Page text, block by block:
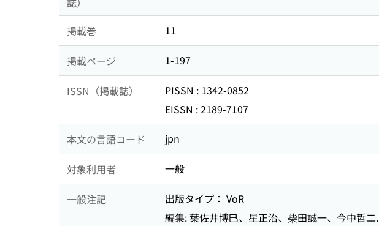
掲載巻 11
掲載ページ 1-197
ISSN（掲載誌）
PISSN : 1342-0852
EISSN : 2189-7107
本文の言語コード jpn
対象利用者 一般
一般注記
出版タイプ： VoR
編集: 葉佐井博巳、星正治、柴田誠一、今中哲